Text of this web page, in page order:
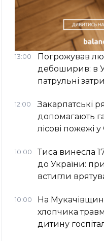
13:00
Погрожував
дебоширив: в
патрульні
12:00
Закарпатські
допомагають
лісові пожежі
10:00
Тиса винесла
до України:
встигли
10:00
На
хлопчика
дитину